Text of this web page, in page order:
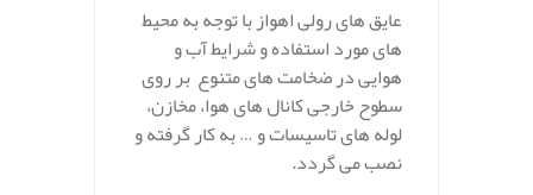
عایق های رولی اهواز با توجه به محیط
های مورد استفاده و شرایط آب و
هوایی در ضخامت های متنوع بر روی
سطوح خارجی کانال های هوا، مخازن،
لوله های تاسیسات و … به کار گرفته و
نصب می گردد.